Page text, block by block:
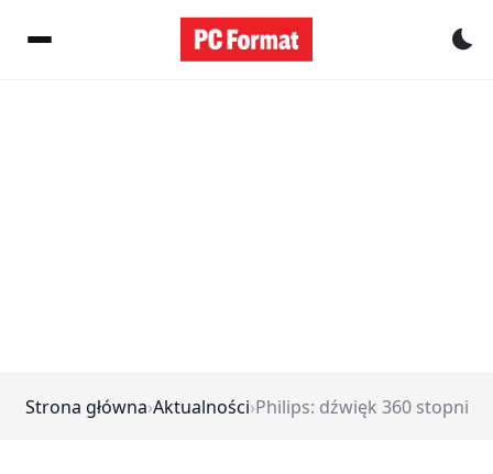
Strona główna›Aktualności›Philips: dźwięk 360 stopni